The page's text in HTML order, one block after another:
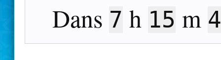
Dans 7 h 15 m